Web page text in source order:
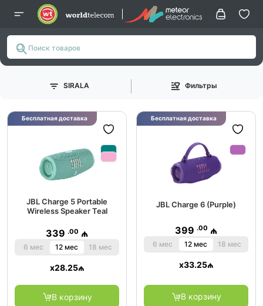
SIRALA Фильтры
JBL Charge 5 Portable
Wireless Speaker Teal
339 .00 ₼
6 мес 12 мес 18 мес
x28.25₼
В корзину
Бесплатная доставка
JBL Charge 6 (Purple)
399 .00 ₼
6 мес 12 мес 18 мес
x33.25₼
В корзину
Бесплатная доставка